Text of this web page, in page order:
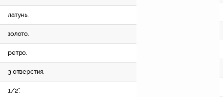
латунь.
золото.
ретро.
3 отверстия.
1/2".